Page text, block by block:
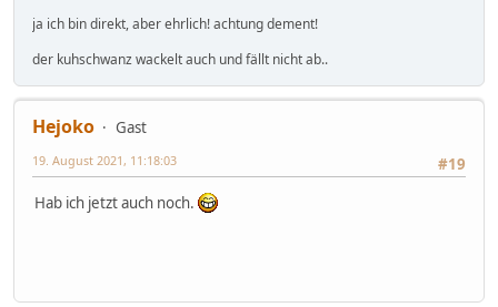
ja ich bin direkt, aber ehrlich! achtung dement!
der kuhschwanz wackelt auch und fällt nicht ab..
Hejoko
Gast
#19
19. August 2021, 11:18:03
Hab ich jetzt auch noch.